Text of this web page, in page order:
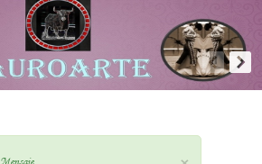
Mensaje